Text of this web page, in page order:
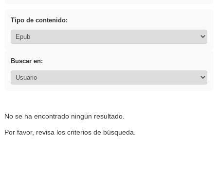
Tipo de contenido:
Buscar en:
No se ha encontrado ningún resultado.
Por favor, revisa los criterios de búsqueda.